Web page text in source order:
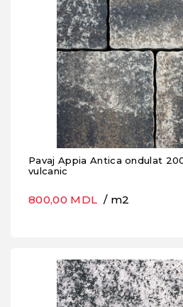
Pavaj Appia Antica ondulat
vulcanic
800,00 MDL / m2